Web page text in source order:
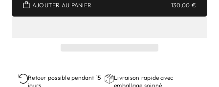
AJOUTER AU PANIER 130,00 €
Retour possible pendant 15
jours
Livraison rapide avec
emballage soigné